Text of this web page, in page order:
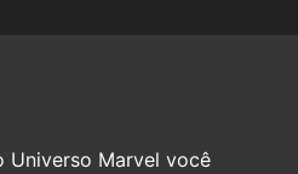
Universo Marvel você